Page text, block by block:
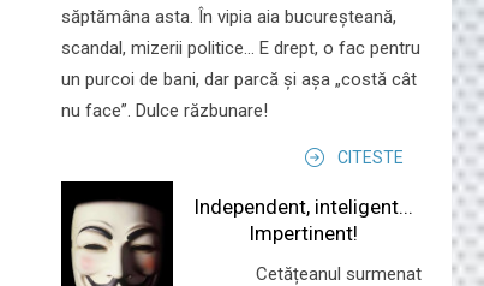
săptămâna asta. În vipia aia bucureșteană,
scandal, mizerii politice... E drept, o fac pentru
un purcoi de bani, dar parcă și așa „costă cât
nu face”. Dulce răzbunare!
CITESTE
Independent, inteligent...
Impertinent!
Cetățeanul surmenat